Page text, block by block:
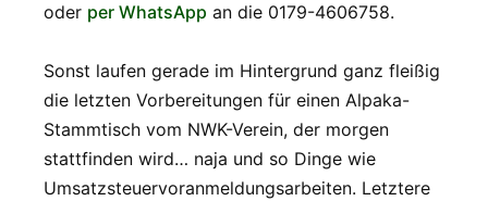
oder per WhatsApp an die 0179-4606758.
Sonst laufen gerade im Hintergrund ganz fleißig
die letzten Vorbereitungen für einen Alpaka-
Stammtisch vom NWK-Verein, der morgen
stattfinden wird… naja und so Dinge wie
Umsatzsteuervoranmeldungsarbeiten. Letztere